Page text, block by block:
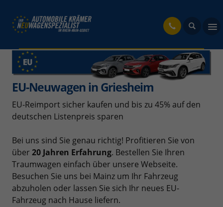
EU-Neuwagen in Griesheim
EU-Reimport sicher kaufen und bis zu 45% auf den
deutschen Listenpreis sparen
Bei uns sind Sie genau richtig! Profitieren Sie von
über 20 Jahren Erfahrung. Bestellen Sie Ihren
Traumwagen einfach über unsere Webseite.
Besuchen Sie uns bei Mainz um Ihr Fahrzeug
abzuholen oder lassen Sie sich Ihr neues EU-
Fahrzeug nach Hause liefern.